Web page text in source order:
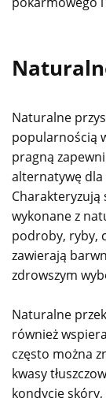
Naturalne
popularnością
pragną
alternatywę dla
Charakteryzują
wykonane z
podroby, ryby,
zawierają
zdrowszym
Naturalne
również
często można
kwasy
kondycję